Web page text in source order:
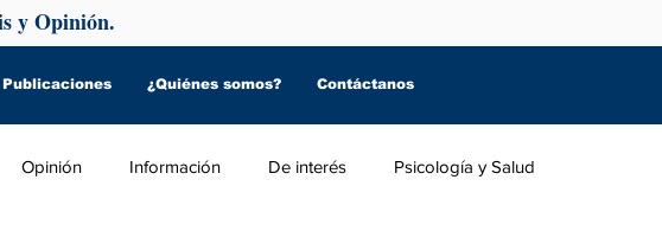
Publicaciones ¿Quiénes somos? Contáctanos
y Opinión.
Opinión Información De interés Psicología y Salud